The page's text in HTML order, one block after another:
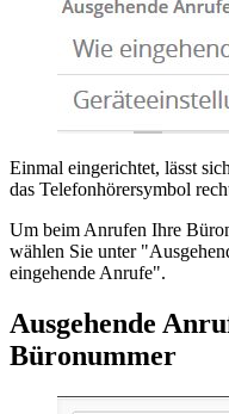
Einmal eingerichtet, lässt
das Telefonhörersymbol
Um beim Anrufen Ihre
wählen Sie unter
eingehende Anrufe".
Ausgehende
Büronummer